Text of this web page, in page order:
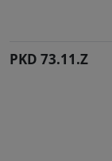
PKD 73.11.Z